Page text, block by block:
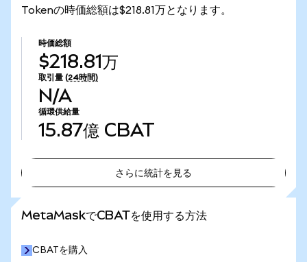
Tokenの時価総額は$218.81万となります。
時価総額
$218.81万
取引量 (24時間)
N/A
循環供給量
15.87億 CBAT
さらに統計を見る
MetaMaskでCBATを使用する方法
CBATを購入